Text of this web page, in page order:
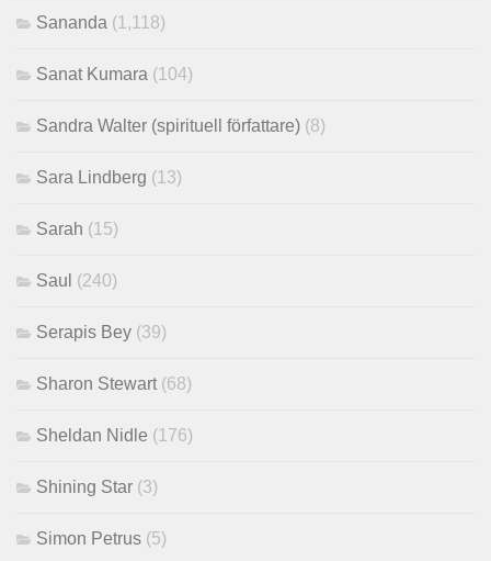
Sananda (1,118)
Sanat Kumara (104)
Sandra Walter (spirituell författare) (8)
Sara Lindberg (13)
Sarah (15)
Saul (240)
Serapis Bey (39)
Sharon Stewart (68)
Sheldan Nidle (176)
Shining Star (3)
Simon Petrus (5)